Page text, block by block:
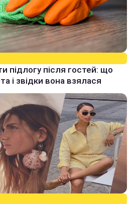
підлогу після гостей: що
і звідки вона взялася